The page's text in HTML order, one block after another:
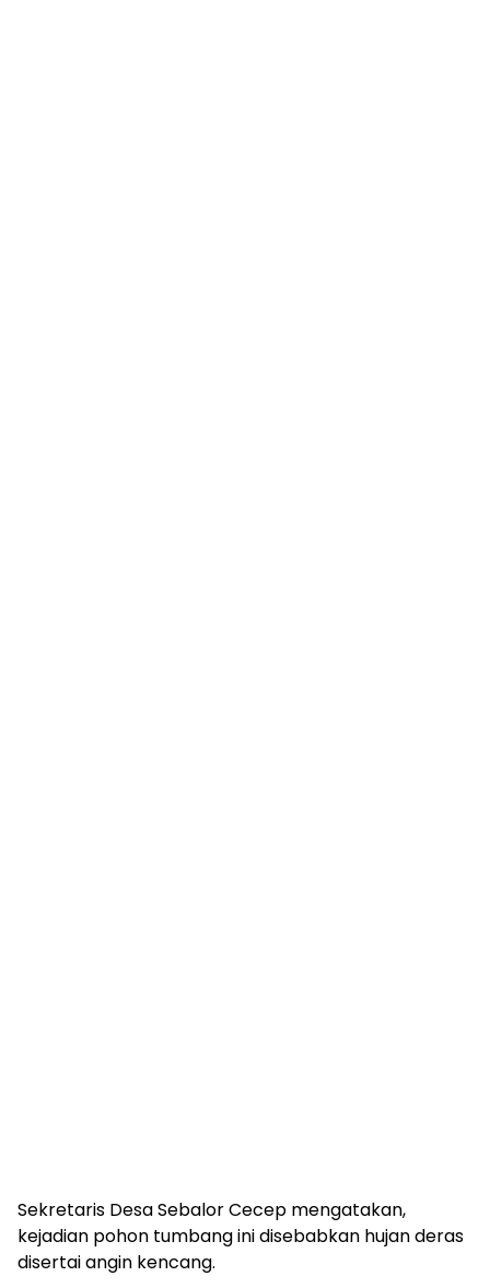
Sekretaris Desa Sebalor Cecep mengatakan,
kejadian pohon tumbang ini disebabkan hujan deras
disertai angin kencang.